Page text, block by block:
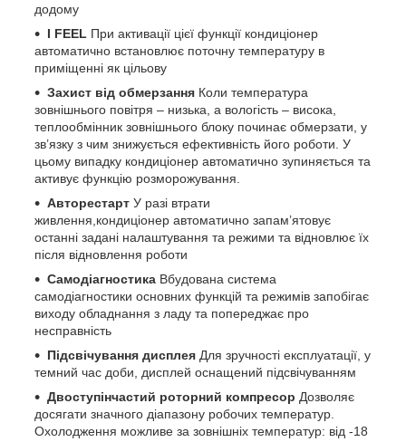
додому
I FEEL При активації цієї функції кондиціонер
автоматично встановлює поточну температуру в
приміщенні як цільову
Захист від обмерзання Коли температура
зовнішнього повітря – низька, а вологість – висока,
теплообмінник зовнішнього блоку починає обмерзати, у
зв’язку з чим знижується ефективність його роботи. У
цьому випадку кондиціонер автоматично зупиняється та
активує функцію розморожування.
Авторестарт У разі втрати
живлення,кондиціонер автоматично запам’ятовує
останні задані налаштування та режими та відновлює їх
після відновлення роботи
Самодіагностика Вбудована система
самодіагностики основних функцій та режимів запобігає
виходу обладнання з ладу та попереджає про
несправність
Підсвічування дисплея Для зручності експлуатації, у
темний час доби, дисплей оснащений підсвічуванням
Двоступінчастий роторний компресор Дозволяє
досягати значного діапазону робочих температур.
Охолодження можливе за зовнішніх температур: від -18